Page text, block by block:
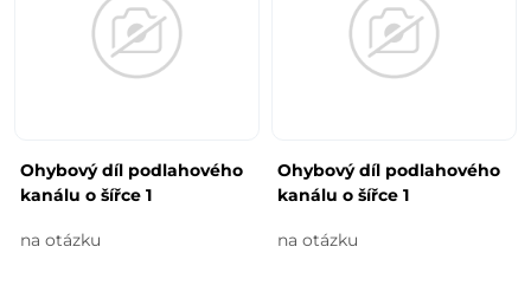
Ohybový díl podlahového
kanálu o šířce 1
na otázku
Ohybový díl podlahového
kanálu o šířce 1
na otázku